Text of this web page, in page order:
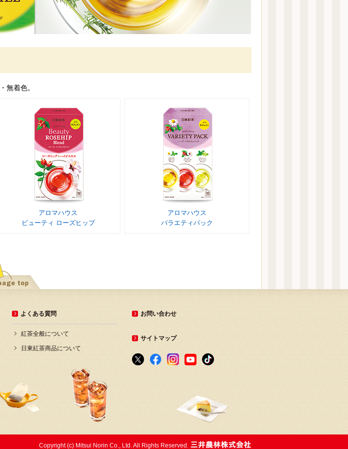
無着色。
アロマハウス
ビューティ ローズヒップ
アロマハウス
バラエティパック
よくある質問
紅茶全般について
日東紅茶商品について
お問い合わせ
サイトマップ
Copyright (c) Mitsui Norin Co., Ltd. All Rights Reserved.